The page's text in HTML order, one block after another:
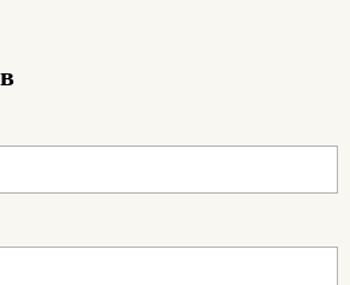
и фитнеса покупать нужные